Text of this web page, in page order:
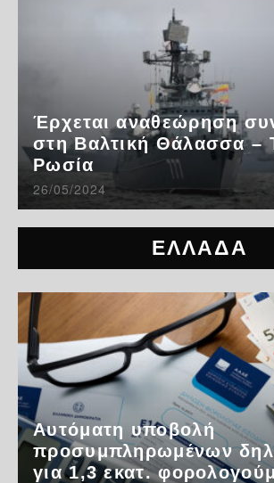
Έρχεται αναθεώρηση
στη Βαλτική Θάλασσα –
Ρωσία
26/05/2024
ΕΛΛΑΔΑ
Αυτόματη υποβολή
προσυμπληρωμένων
για 1,3 εκατ.